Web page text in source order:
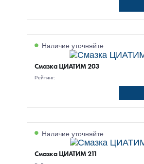
Наличие уточняйте
Смазка ЦИАТИМ 203
Рейтинг:
Наличие уточняйте
Смазка ЦИАТИМ 211